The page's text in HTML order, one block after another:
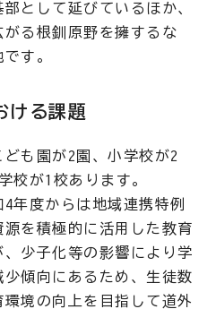
として延びているほか、
る根釧原野を擁するな
す。
ける課題
も園が2園、小学校が2
校が1校あります。
年度からは地域連携特例
を積極的に活用した教育
少子化等の影響により学
傾向にあるため、生徒数
境の向上を目指して道外